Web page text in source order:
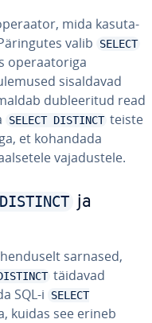
mida ka­su­ta­
valib
SELECT
ope­raa­toriga
si­sal­da­vad
dub­lee­ri­tud read
SELECT DISTINCT teiste
et kohandada
va­ja­dus­tele.
ja
sarnased,
täidavad
SQL-i
SELECT
kuidas see erineb